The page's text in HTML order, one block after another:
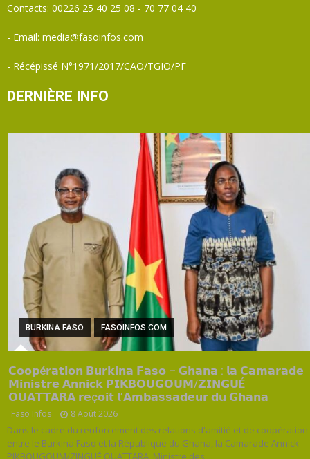
Contacts: 00226 25 40 25 08 - 70 77 04 40
- Email: media@fasoinfos.com
- Récépissé N°1971/2017/CAO/TGIO/PF
DERNIÈRE INFO
BURKINA FASO FASOINFOS.COM
𝗖𝗼𝗼𝗽é𝗿𝗮𝘁𝗶𝗼𝗻 𝗕𝘂𝗿𝗸𝗶𝗻𝗮 𝗙𝗮𝘀𝗼 – 𝗚𝗵𝗮𝗻𝗮 : 𝗹𝗮 𝗖𝗮𝗺𝗮𝗿𝗮𝗱𝗲
𝗠𝗶𝗻𝗶𝘀𝘁𝗿𝗲 𝗔𝗻𝗻𝗶𝗰𝗸 𝗣𝗜𝗞𝗕𝗢𝗨𝗚𝗢𝗨𝗠/𝗭𝗜𝗡𝗚𝗨É
𝗢𝗨𝗔𝗧𝗧𝗔𝗥𝗔 𝗿𝗲ç𝗼𝗶𝘁 𝗹’𝗔𝗺𝗯𝗮𝘀𝘀𝗮𝗱𝗲𝘂𝗿 𝗱𝘂 𝗚𝗵𝗮𝗻𝗮
Faso Infos 8 Août 2026
Dans le cadre du renforcement des relations d'amitié et de coopération
entre le Burkina Faso et la République du Ghana, la Camarade Annick
PIKBOUGOUM/ZINGUÉ OUATTARA, Ministre des ...